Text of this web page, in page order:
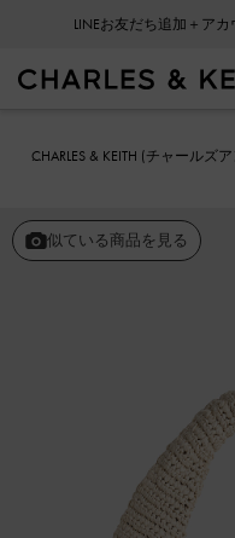
LINEお友だち追加＋ア
CHARLES & KEITH (チャールズ
似ている商品を見る